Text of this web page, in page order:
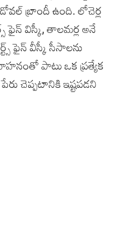
బ్రాందీ ఉంది. లోచెర్ల
ఫైన్ విస్కీ, తాలమర్ల అనే
ఫైన్ వీస్కీ సీసాలను
పాటు ఒక ప్రత్యేక
చెప్పటానికి ఇష్టపడని